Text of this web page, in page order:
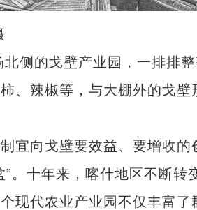
的戈壁产业园，一排排整
、辣椒等，与大棚外的戈
向戈壁要效益、要增收的
十年来，喀什地区不断转
现代农业产业园不仅丰富了